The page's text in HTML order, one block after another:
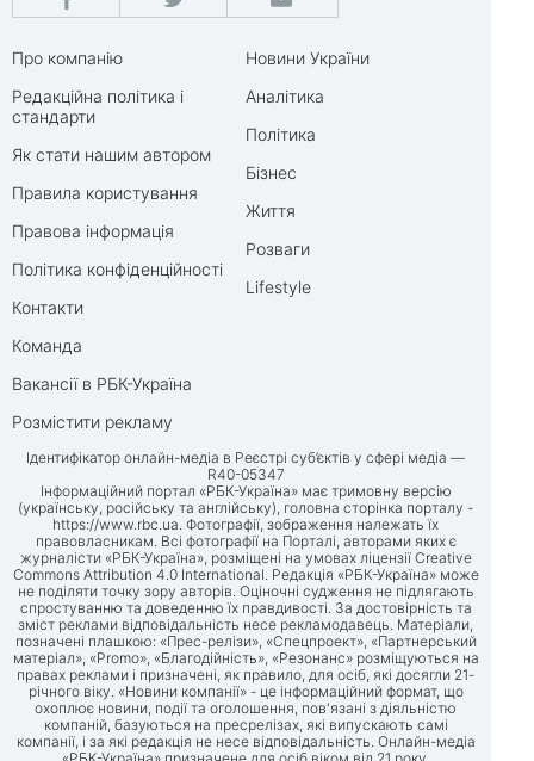
Про компанію
Редакційна політика і
стандарти
Як стати нашим автором
Правила користування
Правова інформація
Політика конфіденційності
Контакти
Команда
Вакансії в РБК-Україна
Розмістити рекламу
Новини України
Аналітика
Політика
Бізнес
Життя
Розваги
Lifestyle
Ідентифікатор онлайн-медіа в Реєстрі суб’єктів у сфері медіа —
R40-05347
Інформаційний портал «РБК-Україна» має тримовну версію
(українську, російську та англійську), головна сторінка порталу -
https://www.rbc.ua. Фотографії, зображення належать їх
правовласникам. Всі фотографії на Порталі, авторами яких є
журналісти «РБК-Україна», розміщені на умовах ліцензії Creative
Commons Attribution 4.0 International. Редакція «РБК-Україна» може
не поділяти точку зору авторів. Оціночні судження не підлягають
спростуванню та доведенню їх правдивості. За достовірність та
зміст реклами відповідальність несе рекламодавець. Матеріали,
позначені плашкою: «Прес-релізи», «Спецпроект», «Партнерський
матеріал», «Promo», «Благодійність», «Резонанс» розміщуються на
правах реклами і призначені, як правило, для осіб, які досягли 21-
річного віку. «Новини компанії» - це інформаційний формат, що
охоплює новини, події та оголошення, пов'язані з діяльністю
компаній, базуються на пресрелізах, які випускають самі
компанії, і за які редакція не несе відповідальність. Онлайн-медіа